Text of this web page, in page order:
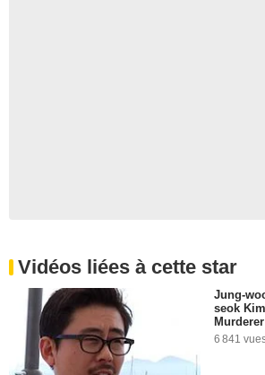
Vidéos liées à cette star
Jung-
seok
Murderer
6 841